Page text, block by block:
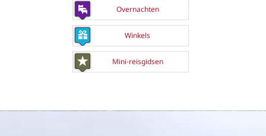
Overnachten
Winkels
Mini-reisgidsen